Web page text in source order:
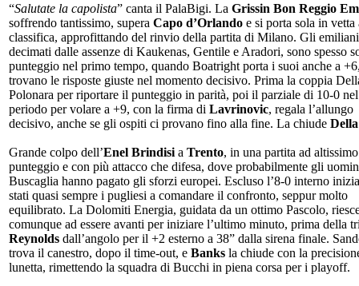
“Salutate la capolista” canta il PalaBigi. La Grissin Bon Reggio
soffrendo tantissimo, supera Capo d’Orlando e si porta sola in vetta
classifica, approfittando del rinvio della partita di Milano. Gli
decimati dalle assenze di Kaukenas, Gentile e Aradori, sono spesso
punteggio nel primo tempo, quando Boatright porta i suoi anche a
trovano le risposte giuste nel momento decisivo. Prima la coppia
Polonara per riportare il punteggio in parità, poi il parziale di 10-0
periodo per volare a +9, con la firma di Lavrinovic, regala l’allungo
decisivo, anche se gli ospiti ci provano fino alla fine. La chiude
Grande colpo dell’Enel Brindisi a Trento, in una partita ad altissimo
punteggio e con più attacco che difesa, dove probabilmente gli
Buscaglia hanno pagato gli sforzi europei. Escluso l’8-0 interno
stati quasi sempre i pugliesi a comandare il confronto, seppur molto
equilibrato. La Dolomiti Energia, guidata da un ottimo Pascolo,
comunque ad essere avanti per iniziare l’ultimo minuto, prima della
Reynolds dall’angolo per il +2 esterno a 38” dalla sirena finale.
trova il canestro, dopo il time-out, e Banks la chiude con la
lunetta, rimettendo la squadra di Bucchi in piena corsa per i playoff.